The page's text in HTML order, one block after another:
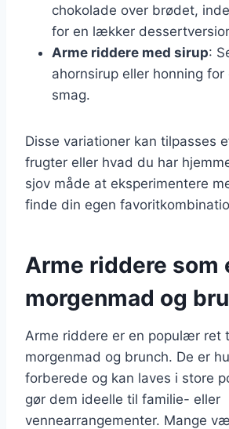
chokolade over brødet,
for en lækker
Arme riddere med sirup:
ahornsirup eller honning for
smag.
Disse variationer kan tilpasses
frugter eller hvad du har
sjov måde at eksperimentere
finde din egen
Arme riddere som
morgenmad og
Arme riddere er en populær ret
morgenmad og brunch. De er
forberede og kan laves i store
gør dem ideelle til familie- eller
vennearrangementer. Mange